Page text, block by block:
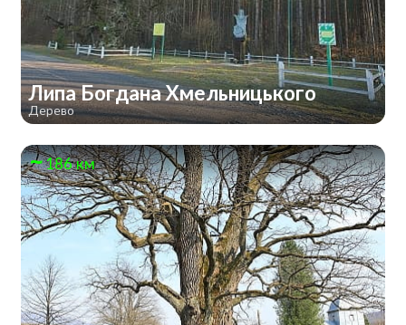
Липа Богдана Хмельницького
Дерево
186 км